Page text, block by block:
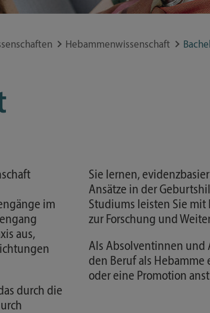
nonumy
Stet clita
amet.
nonumy
Stet clita
amet.
Gesetze & Ordnungen
Finanzierung
Hebammenwissenschaft
im
aus,
durch die
Sie lernen,
Ansätze in der
Studiums leisten Sie mit
zur Forschung und
Als Absolventinnen und
den Beruf als
oder eine Promotion